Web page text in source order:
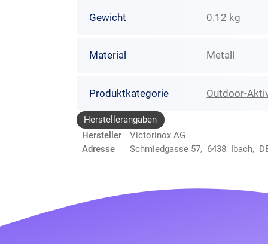
Gewicht 0.12 kg
Material Metall
Produktkategorie Outdoor-
Herstellerangaben
Hersteller
Victorinox AG
Adresse
Schmiedgasse 57, 6438 Ibach,